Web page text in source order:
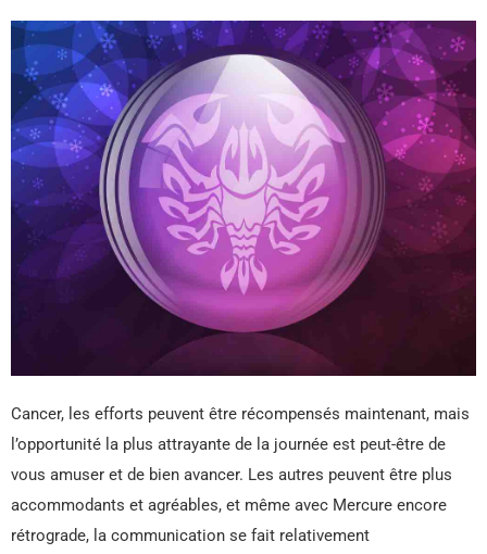
Cancer, les efforts peuvent être récompensés maintenant, mais
l’opportunité la plus attrayante de la journée est peut-être de
vous amuser et de bien avancer. Les autres peuvent être plus
accommodants et agréables, et même avec Mercure encore
rétrograde, la communication se fait relativement